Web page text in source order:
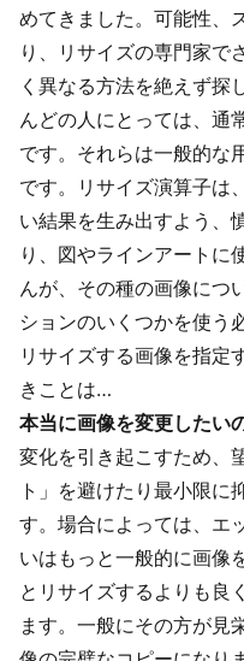
めてきました。可能性、
り、リサイズの専門家で
く異なる方法を絶えず探
んどの人にとっては、通
です。それらは一般的な
です。リサイズ演算子は
い結果を生み出すよう、
り、図やラインアートに
んが、その種の画像につ
ションのいくつかを使う
リサイズする画像を指定
きことは…
本当に画像を変更したい
変化を引き起こすため、
ト」を避けたり最小限に
す。場合によっては、エ
いはもっと一般的に画像
とリサイズするよりも良
ます。一般にその方が見